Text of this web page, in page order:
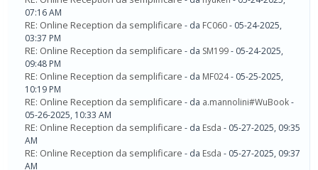
07:16 AM
RE: Online Reception da semplificare - da FC060- 05-24-2025,
03:37 PM
RE: Online Reception da semplificare - da SM199- 05-24-2025,
09:48 PM
RE: Online Reception da semplificare - da MF024- 05-25-2025,
10:19 PM
RE: Online Reception da semplificare - da a.mannolini#WuBook-
05-26-2025, 10:33 AM
RE: Online Reception da semplificare - da Esda - 05-27-2025, 09:35
AM
RE: Online Reception da semplificare - da Esda - 05-27-2025, 09:37
AM